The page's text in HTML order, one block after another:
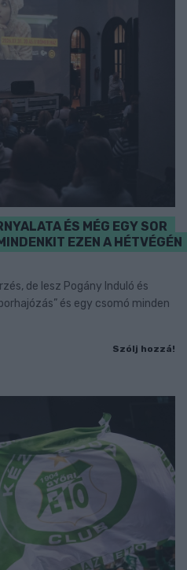
ÉS MÉG EGY SOR
EZEN A HÉTVÉGÉN
de lesz Pogány Induló és
és egy csomó minden
Szólj hozzá!